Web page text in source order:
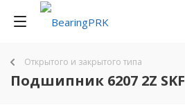
Открытого и закрытого типа
Подшипник 6207 2Z SKF